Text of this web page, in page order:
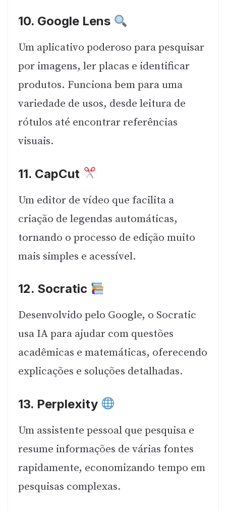
10. Google Lens
Um aplicativo poderoso para pesquisar
por imagens, ler placas e identificar
produtos. Funciona bem para uma
variedade de usos, desde leitura de
rótulos até encontrar referências
visuais.
11. CapCut
Um editor de vídeo que facilita a
criação de legendas automáticas,
tornando o processo de edição muito
mais simples e acessível.
12. Socratic
Desenvolvido pelo Google, o Socratic
usa IA para ajudar com questões
acadêmicas e matemáticas, oferecendo
explicações e soluções detalhadas.
13. Perplexity
Um assistente pessoal que pesquisa e
resume informações de várias fontes
rapidamente, economizando tempo em
pesquisas complexas.